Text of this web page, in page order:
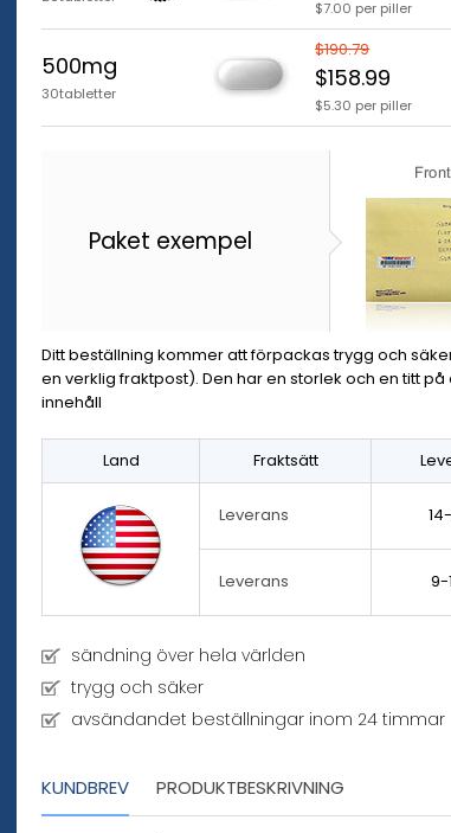
$7.00 per piller
500mg
30tabletter
$190.79
$158.99
$5.30 per piller
Paket exempel
Ditt beställning kommer att förpackas trygg och
en verklig fraktpost). Den har en storlek och en titt
innehåll
Land Fraktsätt
Leverans
Leverans 9-
sändning över hela världen
trygg och säker
avsändandet beställningar inom 24 timmar
KUNDBREV PRODUKTBESKRIVNING